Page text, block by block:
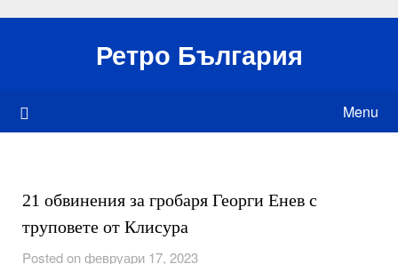
Ретро България
Menu
21 обвинения за гробаря Георги Енев с
труповете от Клисура
Posted on февруари 17, 2023